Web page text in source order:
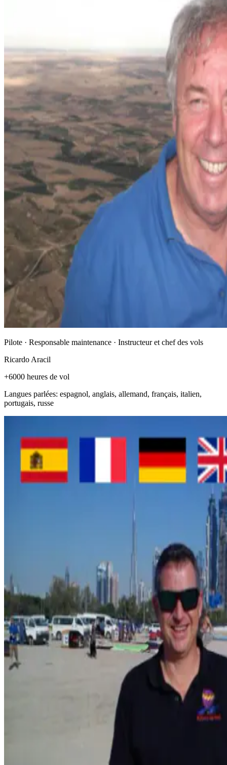
Pilote · Responsable maintenance · Instructeur et chef des vols
Ricardo Aracil
+6000 heures de vol
Langues parlées: espagnol, anglais, allemand, français, italien,
portugais, russe